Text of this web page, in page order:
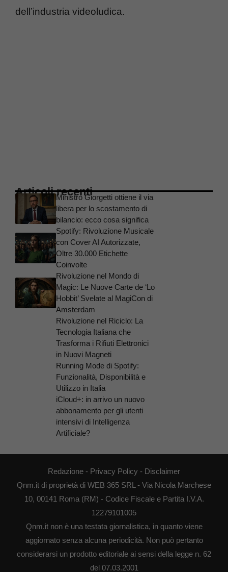
dell’industria videoludica.
Articoli recentiMinistro Giorgetti ottiene il via
libera per lo scostamento di
bilancio: ecco cosa significa
Spotify: Rivoluzione Musicale
con Cover AI Autorizzate,
Oltre 30.000 Etichette
Coinvolte
Rivoluzione nel Mondo di
Magic: Le Nuove Carte de ‘Lo
Hobbit’ Svelate al MagiCon di
Amsterdam
Rivoluzione nel Riciclo: La
Tecnologia Italiana che
Trasforma i Rifiuti Elettronici
in Nuovi Magneti
Running Mode di Spotify:
Funzionalità, Disponibilità e
Utilizzo in Italia
iCloud+: in arrivo un nuovo
abbonamento per gli utenti
intensivi di Intelligenza
Artificiale?
Redazione - Privacy Policy - Disclaimer
Qnm.it di proprietà di WEB 365 SRL - Via Nicola Marchese
10, 00141 Roma (RM) - Codice Fiscale e Partita I.V.A.
12279101005
Qnm.it non è una testata giornalistica, in quanto viene
aggiornato senza alcuna periodicità. Non può pertanto
considerarsi un prodotto editoriale ai sensi della legge n. 62
del 07.03.2001